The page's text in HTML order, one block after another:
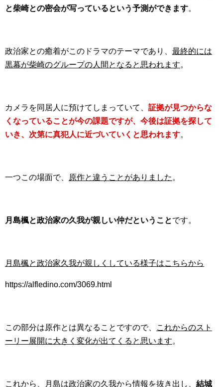
と柴崎との密会が写っているという予測ができます。
政治家との癒着がこのドラマのテーマであり、 最終的には
黒幕が柴崎のグループの人間となると思われます。
カメラを同居人に預けてしまっていて、 証拠が見つからな
くなっていることが今の課題ですが、今後は証拠を探して
いき、次第に真犯人に近づいていくと思われます。
一つこの場面で、 原作と違うことがありました 。
月島楓と政治家の久我が親しい仲だということです。
月島楓と政治家久我が親しくしている様子はこちらから
https://alfledino.com/3069.html
この部分は原作とは異なることですので、
これからのスト
ーリー展開に大きく変化が出てくると思います。
これから、月島は政治家の久我から情報を抜き出し、 結城